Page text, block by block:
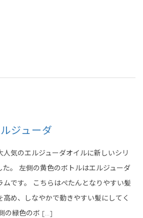
ジューダ
人気のエルジューダオイルに新しいシリ
た。 左側の黄色のボトルはエルジューダ
ムです。 こちらはぺたんとなりやすい髪
高め、しなやかで動きやすい髪にしてく
の緑色のボ […]